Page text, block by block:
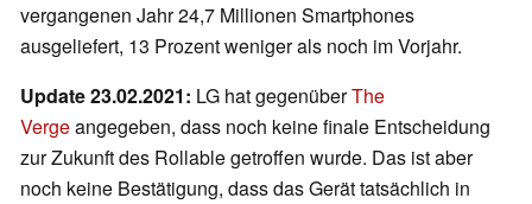
vergangenen Jahr 24,7 Millionen Smartphones
ausgeliefert, 13 Prozent weniger als noch im Vorjahr.
Update 23.02.2021: LG hat gegenüberThe
Vergeangegeben, dass noch keine finale Entscheidung
zur Zukunft des Rollable getroffen wurde. Das ist aber
noch keine Bestätigung, dass das Gerät tatsächlich in